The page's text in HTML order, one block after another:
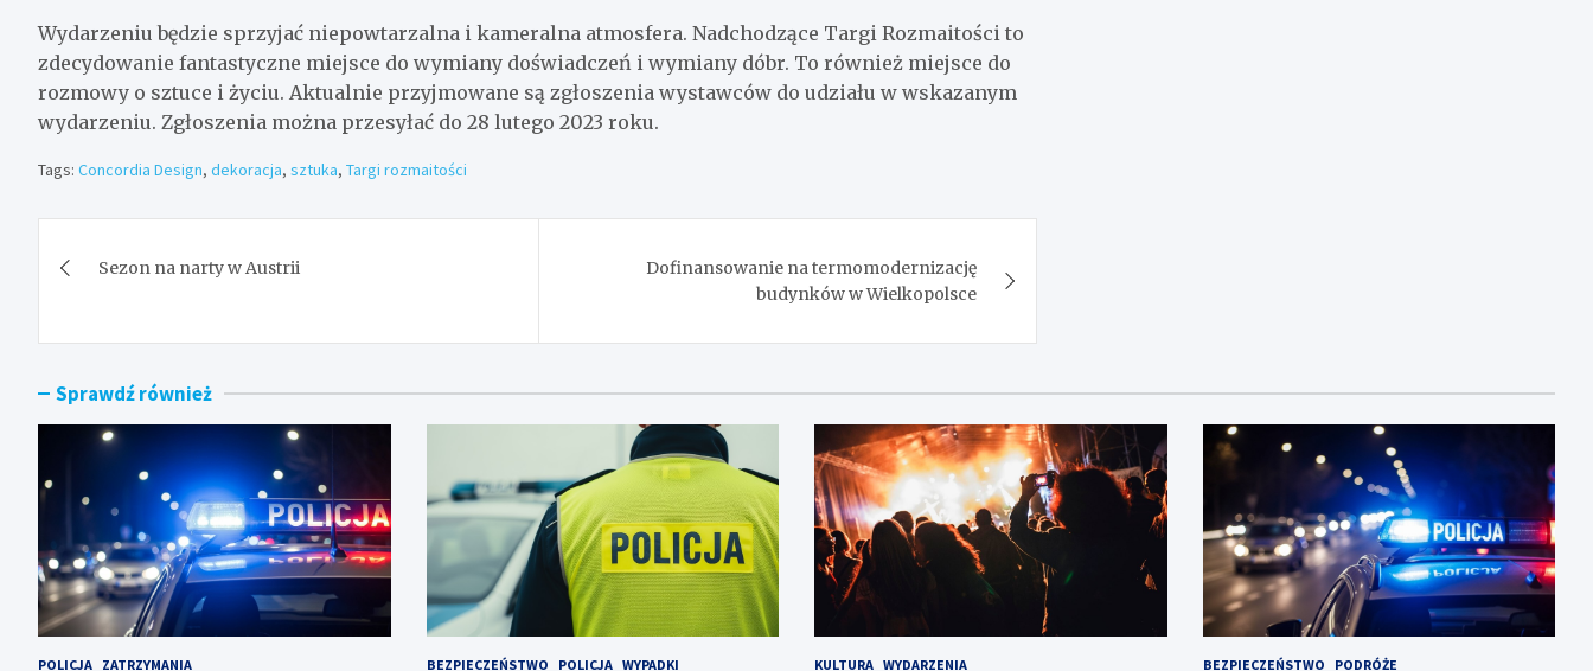
Wydarzeniu będzie sprzyjać niepowtarzalna i kameralna atmosfera. Nadchodzące Targi Rozmaitości to
zdecydowanie fantastyczne miejsce do wymiany doświadczeń i wymiany dóbr. To również miejsce do
rozmowy o sztuce i życiu. Aktualnie przyjmowane są zgłoszenia wystawców do udziału w wskazanym
wydarzeniu. Zgłoszenia można przesyłać do 28 lutego 2023 roku.
Tags: Concordia Design, dekoracja, sztuka, Targi rozmaitości
wpisu
Sezon na narty w Austrii
Dofinansowanie na termomodernizację
budynków w Wielkopolsce
Sprawdź również
POLICJA ZATRZYMANIA BEZPIECZEŃSTWO POLICJA WYPADKI KULTURA WYDARZENIA BEZPIECZEŃSTWO PODRÓŻE